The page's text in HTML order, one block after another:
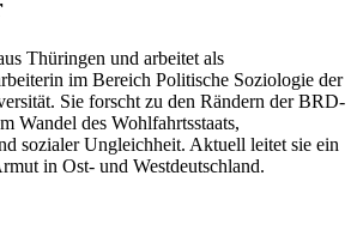
Thüringen und arbeitet als
im Bereich Politische Soziologie der
Sie forscht zu den Rändern der BRD-
Wandel des Wohlfahrtsstaats,
sozialer Ungleichheit. Aktuell leitet sie ein
in Ost- und Westdeutschland.